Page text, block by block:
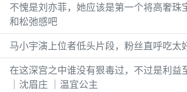
不愧是刘亦菲，她应该是第一个将高奢珠
和松弛感吧
马小宇演上位者低头片段，粉丝直呼吃太
在这深宫之中谁没有狠毒过，不过是利益
｜沈眉庄 ｜温宜公主